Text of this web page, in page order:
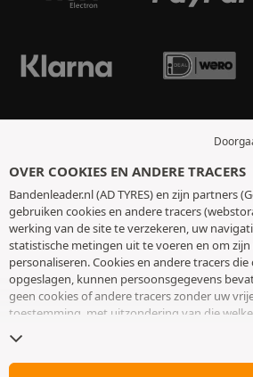
OVER COOKIES EN ANDERE TRACERS
Bandenleader.nl (AD TYRES) en zijn partners
gebruiken cookies en andere tracers
werking van de site te verzekeren, uw
statistische metingen uit te voeren en om
personaliseren. Cookies en andere tracers
opgeslagen, kunnen persoonsgegevens
geen cookies of andere tracers zonder uw
toestemming, met uitzondering van die
toestemming op elk moment intrekken door
cookies en andere tracerste gaan. U kunt